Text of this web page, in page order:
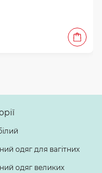
одяг для вагітних
одяг великих